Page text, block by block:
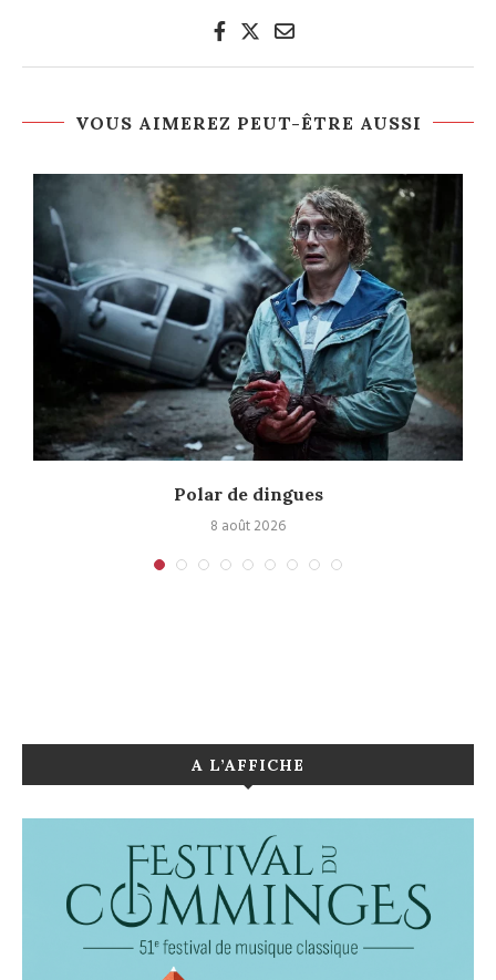
VOUS AIMEREZ PEUT-ÊTRE AUSSI
Polar de dingues
8 août 2026
A L’AFFICHE